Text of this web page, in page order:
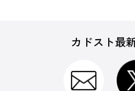
カドスト最